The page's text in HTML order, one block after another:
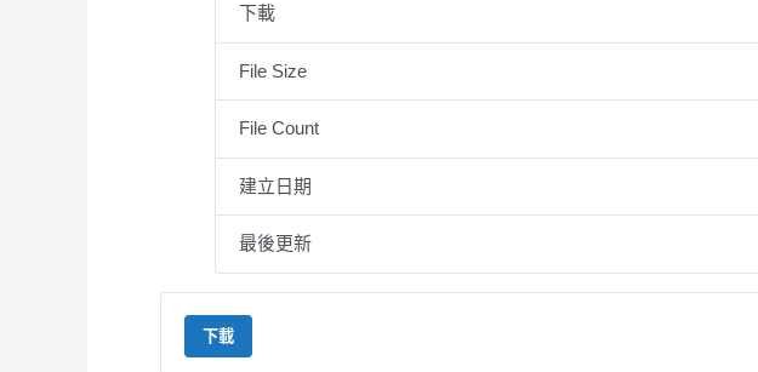
下載
File Size
File Count
建立日期
最後更新
下載